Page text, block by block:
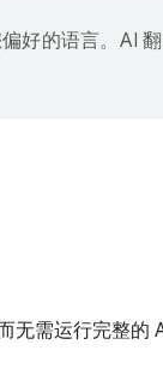
好的语言。AI
无需运行完整的